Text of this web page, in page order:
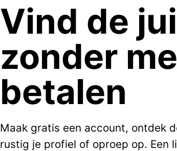
Vind de
zonder
betalen
Maak gratis een account, ontdek
rustig je profiel of oproep op. Een